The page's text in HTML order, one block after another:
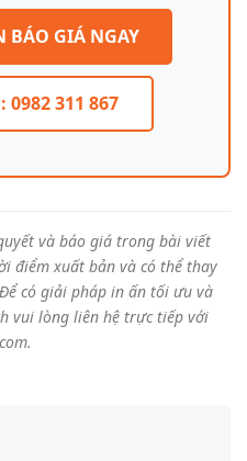
BÁO GIÁ NGAY
0982 311 867
và báo giá trong bài viết
điểm xuất bản và có thể thay
có giải pháp in ấn tối ưu và
vui lòng liên hệ trực tiếp với